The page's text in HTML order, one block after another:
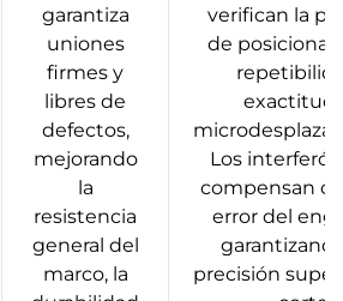
garantiza
uniones
firmes y
libres de
defectos,
mejorando
la
resistencia
general del
marco, la
verifican la
de
exactitud
Los
compensan
error del
precisión